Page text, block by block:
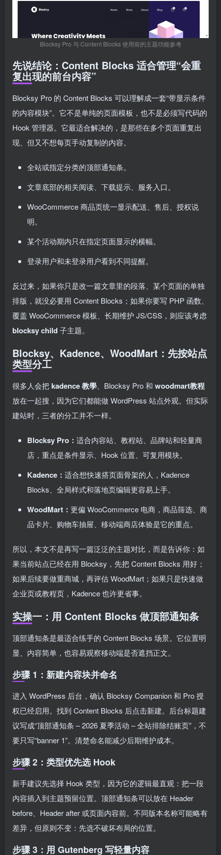
Blocksy Pro 与 Content Blocks 使用前的主题功能参考
先说结论：Content Blocks 适合管理“会重
复出现的前台内容”
Blocksy Pro 的 Content Blocks 可以理解成一套“带显示条件
的内容模块”。它不是单纯的页面模板，也不是必须写代码的
Hook 管理器。它最适合解决的，是那些在多个页面重复出
现、但又不想每页手动复制的内容。
全站或指定分类的顶部通知条。
文章底部的相关阅读、下载提示、服务入口。
WooCommerce 商品页统一显示配送、售后、授权说
明。
某个活动期内只在指定页面显示的横幅。
登录用户和未登录用户看到不同提醒。
反过来，如果你只是改一篇文章里的段落、某个页面的单独
排版，就没必要用 Content Blocks；如果你要写 PHP 函数、
覆盖 WooCommerce 模板、长期维护 JS/CSS，则应该考虑
blocksy child子主题。
Blocksy、Kadence、WoodMart：先按站点
类型分工
很多人会把 kadence 教學 、Blocksy Pro 和 woodmart教程
放在一起搜，因为它们都能做 WordPress 站点外观。但实际
建站时，三者的分工并不一样。
Blocksy Pro： 适合内容站、教程站、品牌站和轻量商
店，重点是条件显示、Hook 位置、可复用模块。
Kadence： 适合想快速搭页面骨架的人，Kadence
Blocks、全局样式和落地页编辑更容易上手。
WoodMart： 更偏 WooCommerce 电商，商品筛选、商
品卡片、购物车抽屉、移动端商店体验是它的重点。
所以，本文不是再写一篇泛泛的主题对比，而是告诉你：如
果当前站点已经在用 Blocksy，先把 Content Blocks 用好；
如果后续要做重商城，再评估 WoodMart；如果只是快速做
企业页或教程页，Kadence 也许更省事。
实操一：用 Content Blocks 做顶部通知条
顶部通知条是最适合练手的 Content Blocks 场景。它位置明
显、内容简单，也容易观察移动端是否遮挡正文。
步骤 1：新建内容块并命名
进入 WordPress 后台，确认 Blocksy Companion 和 Pro 授
权已经启用。找到 Content Blocks 后点击新建。后台标题建
议写成“顶部通知条 – 2026 夏季活动 – 全站排除结账页”，不
要只写“banner 1”。清楚命名能减少后期维护成本。
步骤 2：类型优先选 Hook
新手建议先选择 Hook 类型，因为它的逻辑最直观：把一段
内容插入到主题预留位置。顶部通知条可以放在 Header
before、Header after 或页面内容前。不同版本名称可能略有
差异，但原则不变：先选不破坏布局的位置。
步骤 3：用 Gutenberg 写轻量内容